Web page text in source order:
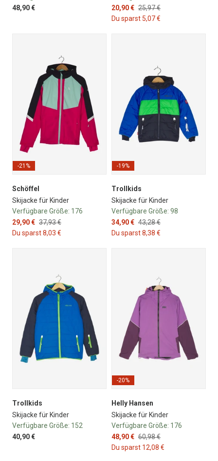
48,90 €
20,90 € 25,97 €
Du sparst 5,07 €
-21%
Schöffel
Skijacke für Kinder
Verfügbare Größe: 176
29,90 € 37,93 €
Du sparst 8,03 €
-19%
Trollkids
Skijacke für Kinder
Verfügbare Größe: 98
34,90 € 43,28 €
Du sparst 8,38 €
Trollkids
Skijacke für Kinder
Verfügbare Größe: 152
40,90 €
-20%
Helly Hansen
Skijacke für Kinder
Verfügbare Größe: 176
48,90 € 60,98 €
Du sparst 12,08 €